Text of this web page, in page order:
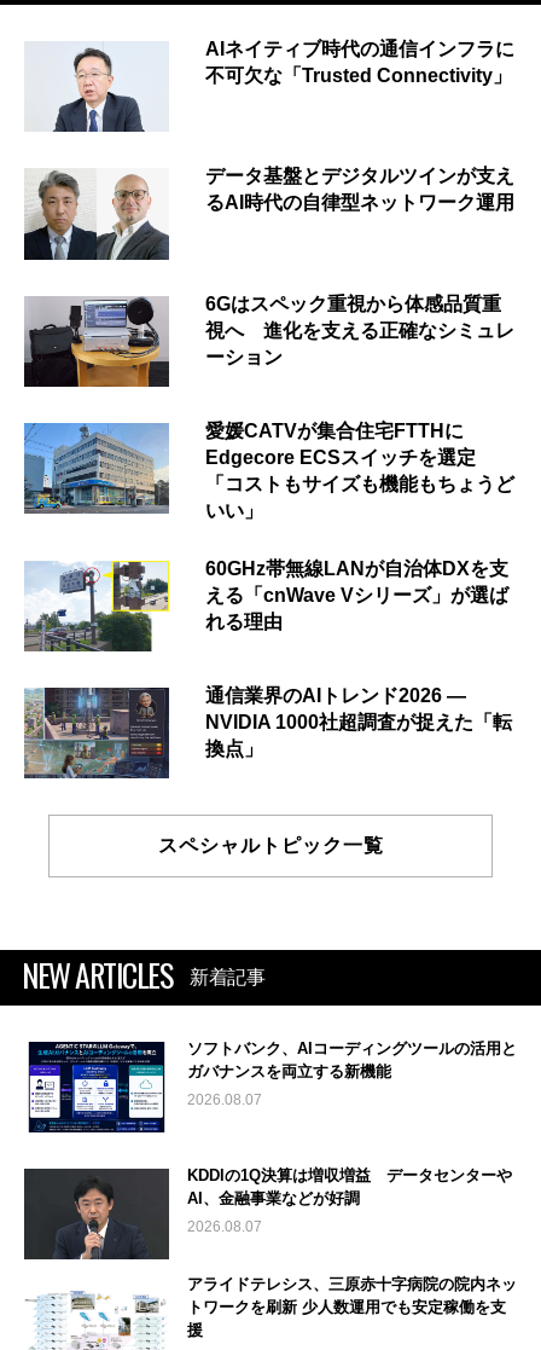
AIネイティブ時代の通信インフラに
不可欠な「Trusted Connectivity」
データ基盤とデジタルツインが支え
るAI時代の自律型ネットワーク運用
6Gはスペック重視から体感品質重
視へ 進化を支える正確なシミュレ
ーション
愛媛CATVが集合住宅FTTHに
Edgecore ECSスイッチを選定
「コストもサイズも機能もちょうど
いい」
60GHz帯無線LANが自治体DXを支
える「cnWave Vシリーズ」が選ば
れる理由
通信業界のAIトレンド2026 ―
NVIDIA 1000社超調査が捉えた「転
換点」
スペシャルトピック一覧
NEW ARTICLES 新着記事
ソフトバンク、AIコーディングツールの活用と
ガバナンスを両立する新機能
2026.08.07
KDDIの1Q決算は増収増益 データセンターや
AI、金融事業などが好調
2026.08.07
アライドテレシス、三原赤十字病院の院内ネッ
トワークを刷新 少人数運用でも安定稼働を支
援